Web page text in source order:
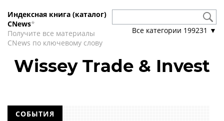
Индексная книга (каталог)
CNews*
Получите все материалы
CNews по ключевому слову
Все категории 199231 ▼
Wissey Trade & Invest
СОБЫТИЯ